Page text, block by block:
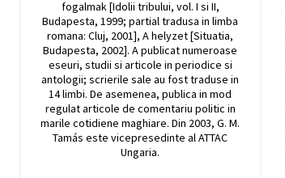
fogalmak [Idolii tribului, vol. I si II,
Budapesta, 1999; partial tradusa in limba
romana: Cluj, 2001], A helyzet [Situatia,
Budapesta, 2002]. A publicat numeroase
eseuri, studii si articole in periodice si
antologii; scrierile sale au fost traduse in
14 limbi. De asemenea, publica in mod
regulat articole de comentariu politic in
marile cotidiene maghiare. Din 2003, G. M.
Tamás este vicepresedinte al ATTAC
Ungaria.